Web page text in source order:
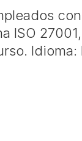
ISO
Idioma: